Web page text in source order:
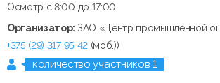
Осмотр с 8:00 до 17:00
Организатор: ЗАО «Центр промышленной
+375 (29) 317 95 42(моб.))
количество участников 1